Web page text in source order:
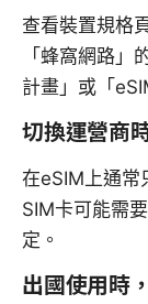
查看裝置規格
「蜂窩網路」
計畫」或「
切換運營商
在eSIM上通常
SIM卡可能需
定。
出國使用時